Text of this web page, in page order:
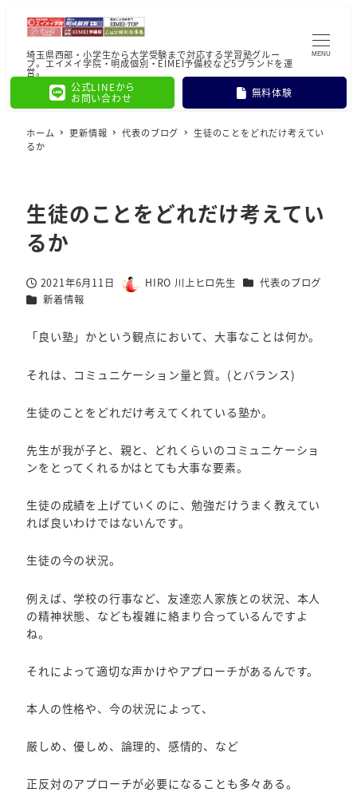
埼玉県西部・小学生から大学受験まで対応する学習塾グルー
プ。エイメイ学院・明成個別・EIMEI予備校など5ブランドを運
営。
公式LINEから
お問い合わせ
無料体験
MENU
ホーム 更新情報 代表のブログ
生徒のことをどれだけ考えてい
るか
生徒のことをどれだけ考えてい
るか
投稿日2021年6月11日
著
HIRO 川上ヒロ先生 カテゴリー
代表のブログ
カテゴリー
新着情報
「良い塾」かという観点において、大事なことは何か。
それは、コミュニケーション量と質。(とバランス)
生徒のことをどれだけ考えてくれている塾か。
先生が我が子と、親と、どれくらいのコミュニケーショ
ンをとってくれるかはとても大事な要素。
生徒の成績を上げていくのに、勉強だけうまく教えてい
れば良いわけではないんです。
生徒の今の状況。
例えば、学校の行事など、友達恋人家族との状況、本人
の精神状態、なども複雑に絡まり合っているんですよ
ね。
それによって適切な声かけやアプローチがあるんです。
本人の性格や、今の状況によって、
厳しめ、優しめ、論理的、感情的、など
正反対のアプローチが必要になることも多々ある。